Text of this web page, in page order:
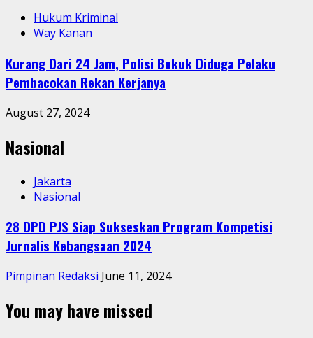
Hukum Kriminal
Way Kanan
Kurang Dari 24 Jam, Polisi Bekuk Diduga Pelaku
Pembacokan Rekan Kerjanya
August 27, 2024
Nasional
Jakarta
Nasional
28 DPD PJS Siap Sukseskan Program Kompetisi
Jurnalis Kebangsaan 2024
Pimpinan Redaksi June 11, 2024
You may have missed